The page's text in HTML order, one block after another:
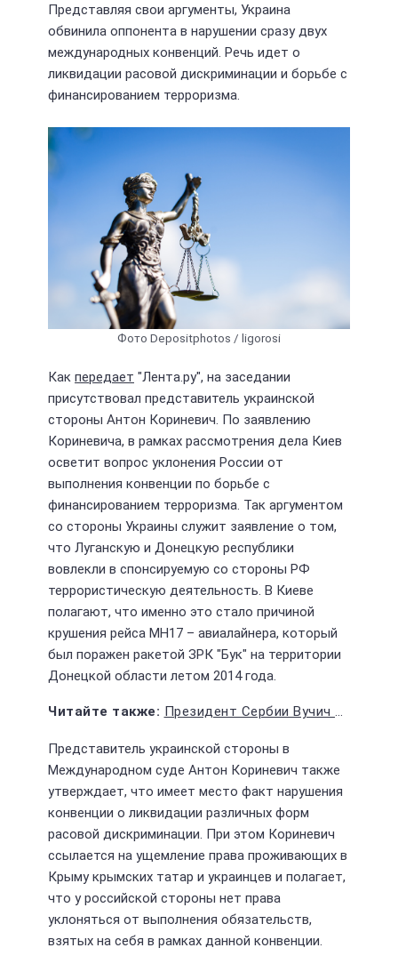
Представляя свои аргументы, Украина
обвинила оппонента в нарушении сразу двух
международных конвенций. Речь идет о
ликвидации расовой дискриминации и борьбе с
финансированием терроризма.
Фото Depositphotos / ligorosi
Как передает "Лента.ру", на заседании
присутствовал представитель украинской
стороны Антон Кориневич. По заявлению
Кориневича, в рамках рассмотрения дела Киев
осветит вопрос уклонения России от
выполнения конвенции по борьбе с
финансированием терроризма. Так аргументом
со стороны Украины служит заявление о том,
что Луганскую и Донецкую республики
вовлекли в спонсируемую со стороны РФ
террористическую деятельность. В Киеве
полагают, что именно это стало причиной
крушения рейса МН17 – авиалайнера, который
был поражен ракетой ЗРК "Бук" на территории
Донецкой области летом 2014 года.
Президент Сербии Вучич привел армию в состояние повышенной боевой готовности
Представитель украинской стороны в
Международном суде Антон Кориневич также
утверждает, что имеет место факт нарушения
конвенции о ликвидации различных форм
расовой дискриминации. При этом Кориневич
ссылается на ущемление права проживающих в
Крыму крымских татар и украинцев и полагает,
что у российской стороны нет права
уклоняться от выполнения обязательств,
взятых на себя в рамках данной конвенции.